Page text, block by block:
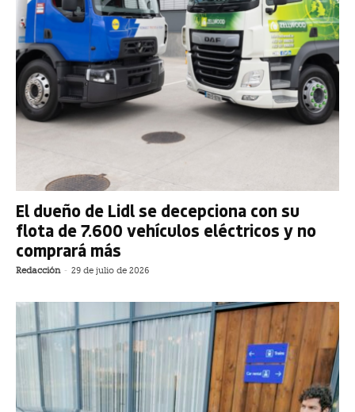
El dueño de Lidl se decepciona con su
flota de 7.600 vehículos eléctricos y no
comprará más
Redacción - 29 de julio de 2026